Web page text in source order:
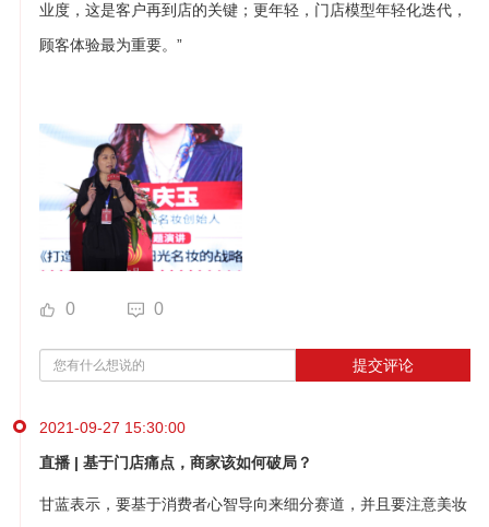
业度，这是客户再到店的关键；更年轻，门店模型年轻化迭代，
顾客体验最为重要。”
0 0
提交评论
2021-09-27 15:30:00
直播 | 基于门店痛点，商家该如何破局？
甘蓝表示，要基于消费者心智导向来细分赛道，并且要注意美妆